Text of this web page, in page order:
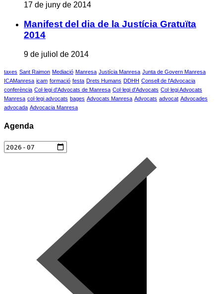
17 de juny de 2014
Manifest del dia de la Justícia Gratuïta
2014
9 de juliol de 2014
taxes Sant Raimon Mediació Manresa Justícia Manresa Junta de Govern Manresa
ICAManresa icam formació festa Drets Humans DDHH Consell de l'Advocacia
conferència Col·legi d'Advocats de Manresa Col·legi d'Advocats Col·legi Advocats
Manresa col·legi advocats bages Advocats Manresa Advocats advocat Advocades
advocada Advocacia Manresa
Agenda